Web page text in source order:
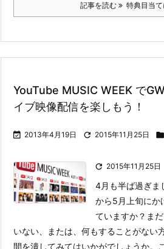
記事を読む 特典目当
YouTube MUSIC WEEK で
イブ映像配信を楽しもう！
 2013年4月19日  2015年11月25日 
 2015年11月25日
4月も半ば過ぎま
から5月上旬にか
ていますか？ ま
いない、または、何もすることがない
間を潰してみてはいかがでしょうか。